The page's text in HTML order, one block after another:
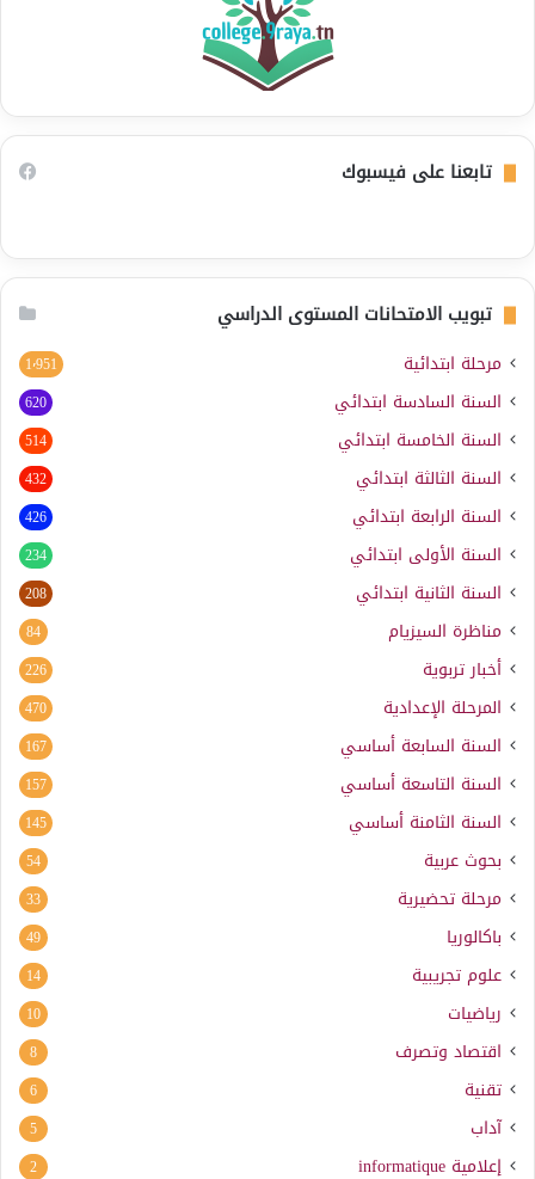
تابعنا على فيسبوك
تبويب الامتحانات المستوى الدراسي
مرحلة ابتدائية 1٬951
السنة السادسة ابتدائي 620
السنة الخامسة ابتدائي 514
السنة الثالثة ابتدائي 432
السنة الرابعة ابتدائي 426
السنة الأولى ابتدائي 234
السنة الثانية ابتدائي 208
مناظرة السيزيام 84
أخبار تربوية 226
المرحلة الإعدادية 470
السنة السابعة أساسي 167
السنة التاسعة أساسي 157
السنة الثامنة أساسي 145
بحوث عربية 54
مرحلة تحضيرية 33
باكالوريا 49
علوم تجريبية 14
رياضيات 10
اقتصاد وتصرف 8
تقنية 6
آداب 5
إعلامية informatique
2